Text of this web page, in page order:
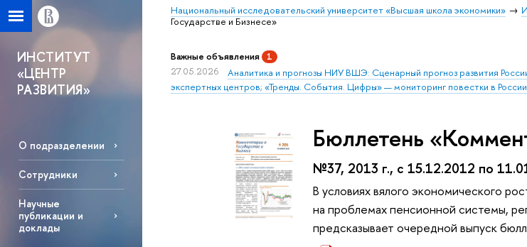
Национальный исследовательский университет «Высшая школа экономики»
Государстве и Бизнесе»
ИНСТИТУТ
«ЦЕНТР
РАЗВИТИЯ»
О подразделении
Сотрудники
Научные
публикации и
доклады
Важные объявления 1
27.05.2026
Аналитика и прогнозы НИУ ВШЭ: Сценарный прогноз развития
экспертных центров; «Тренды. События. Цифры» — мониторинг повестки в
Бюллетень
№37, 2013 г., с 15.12.2012 по
В условиях вялого экономического
на проблемах пенсионной системы,
предсказывает очередной выпуск